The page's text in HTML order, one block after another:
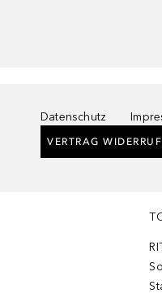
Datenschutz
VERTRAG